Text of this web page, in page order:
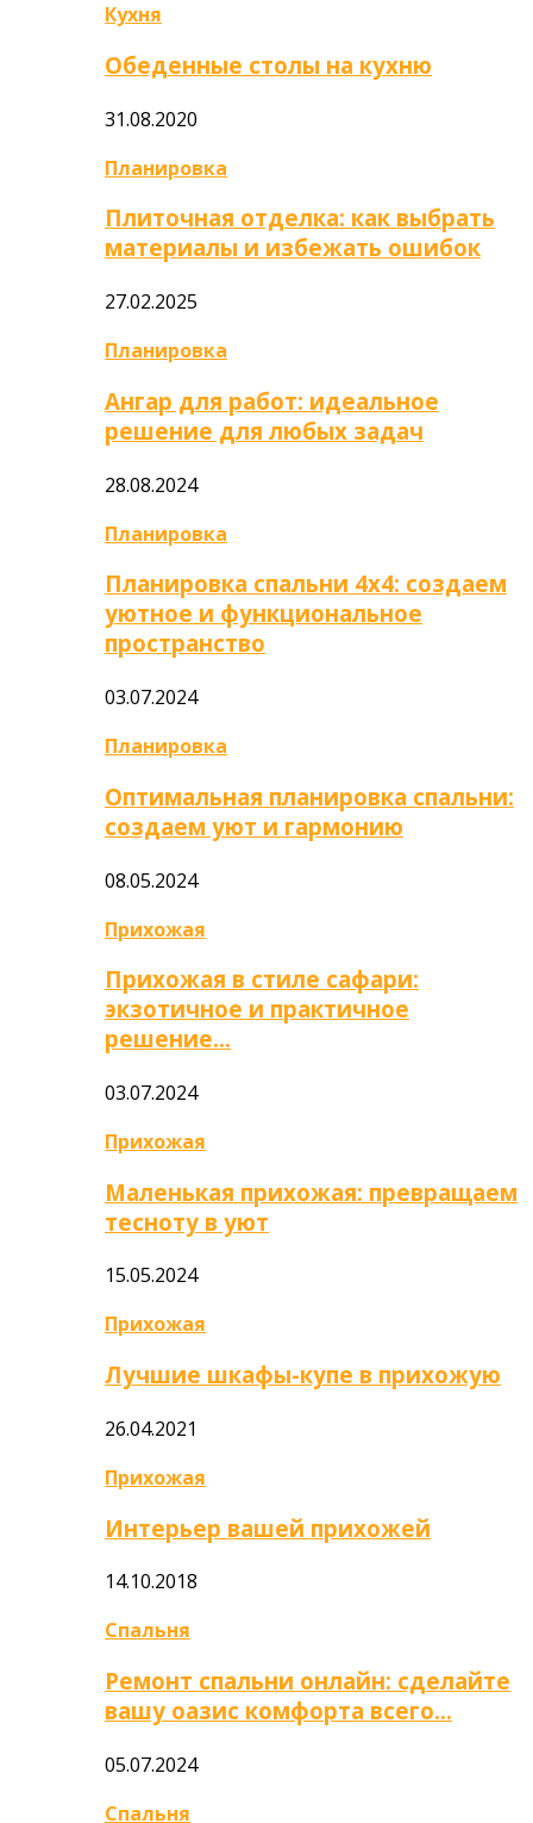
Кухня
Обеденные столы на кухню
31.08.2020
Планировка
Плиточная отделка: как выбрать
материалы и избежать ошибок
27.02.2025
Планировка
Ангар для работ: идеальное
решение для любых задач
28.08.2024
Планировка
Планировка спальни 4х4: создаем
уютное и функциональное
пространство
03.07.2024
Планировка
Оптимальная планировка спальни:
создаем уют и гармонию
08.05.2024
Прихожая
Прихожая в стиле сафари:
экзотичное и практичное
решение…
03.07.2024
Прихожая
Маленькая прихожая: превращаем
тесноту в уют
15.05.2024
Прихожая
Лучшие шкафы-купе в прихожую
26.04.2021
Прихожая
Интерьер вашей прихожей
14.10.2018
Спальня
Ремонт спальни онлайн: сделайте
вашу оазис комфорта всего…
05.07.2024
Спальня